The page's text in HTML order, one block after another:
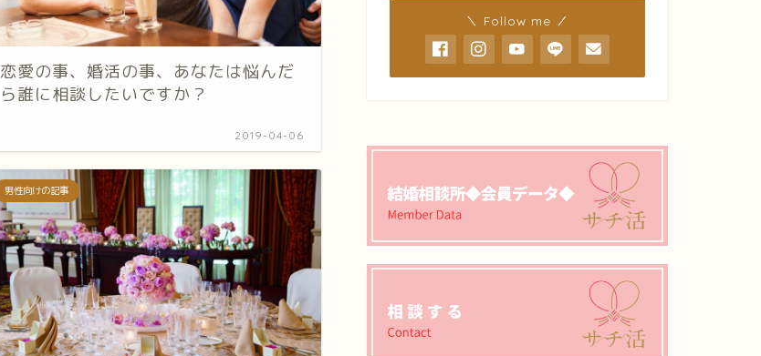
恋愛の事、婚活の事、あなたは悩んだ
ら誰に相談したいですか？
2019-04-06
男性向けの記事
＼ Follow me ／